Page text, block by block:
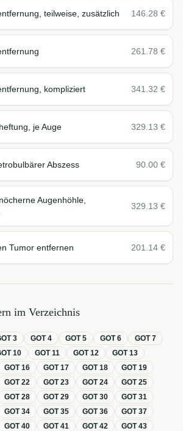
teilweise, zusätzlich 146.28 €
261.78 €
kompliziert 341.32 €
je Auge 329.13 €
Abszess 90.00 €
Augenhöhle,
329.13 €
Tumor entfernen 201.14 €
im Verzeichnis
3 GOT4 GOT5 GOT6 GOT7
10 GOT11 GOT12 GOT13
GOT16 GOT17 GOT18 GOT19
GOT22 GOT23 GOT24 GOT25
GOT28 GOT29 GOT30 GOT31
GOT34 GOT35 GOT36 GOT37
GOT40 GOT41 GOT42 GOT43